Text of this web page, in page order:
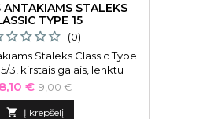
ANTAKIAMS STALEKS
TYPE 15
(0)
Staleks Classic Type
3, kirstais galais, lenktu
korpusu
Kaina
8,10 € Bazinė
kaina
9,00 €
 Į krepšelį